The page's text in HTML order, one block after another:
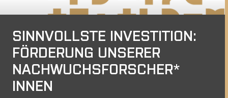
SINNVOLLSTE INVESTITION:
FÖRDERUNG UNSERER
NACHWUCHSFORSCHER*
INNEN